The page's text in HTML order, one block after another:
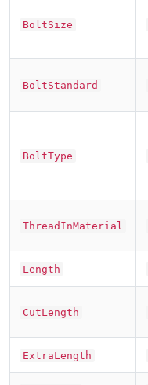
BoltSize
BoltStandard
BoltType
ThreadInMaterial
Length
CutLength
ExtraLength